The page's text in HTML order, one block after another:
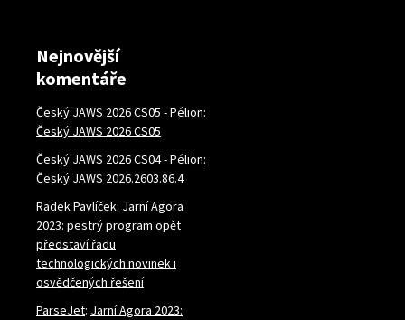
Nejnovější
komentáře
Český JAWS 2026 CS05 - Pélion:
Český JAWS 2026 CS05
Český JAWS 2026 CS04 - Pélion:
Český JAWS 2026.2603.86.4
Radek Pavlíček: Jarní Agora
2023: pestrý program opět
představí řadu
technologických novinek i
osvědčených řešení
ParseJet: Jarní Agora 2023: